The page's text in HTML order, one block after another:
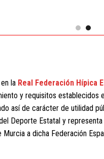
la Real Federación Hípica
y requisitos establecidos
así de carácter de utilidad
Deporte Estatal y representa
a dicha Federación